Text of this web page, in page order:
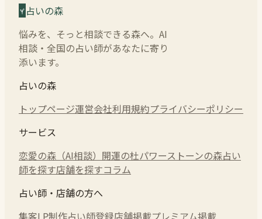
占いの森
悩みを、そっと相談できる森へ。AI
相談・全国の占い師があなたに寄り
添います。
占いの森
トップページ運営会社利用規約プライバシーポリシー
サービス
恋愛の森（AI相談） 開運の杜パワーストーンの森占い
師を探す店舗を探すコラム
占い師・店舗の方へ
集客LP制作占い師登録店舗掲載プレミアム掲載